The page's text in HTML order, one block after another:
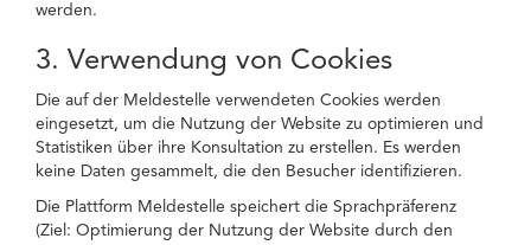
werden.
3. Verwendung von Cookies
Die auf der Meldestelle verwendeten Cookies werden
eingesetzt, um die Nutzung der Website zu optimieren und
Statistiken über ihre Konsultation zu erstellen. Es werden
keine Daten gesammelt, die den Besucher identifizieren.
Die Plattform Meldestelle speichert die Sprachpräferenz
(Ziel: Optimierung der Nutzung der Website durch den